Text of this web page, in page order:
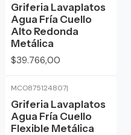
Griferia Lavaplatos
Agua Fría Cuello
Alto Redonda
Metálica
$39.766,00
MCO875124807|
Griferia Lavaplatos
Agua Fría Cuello
Flexible Metálica